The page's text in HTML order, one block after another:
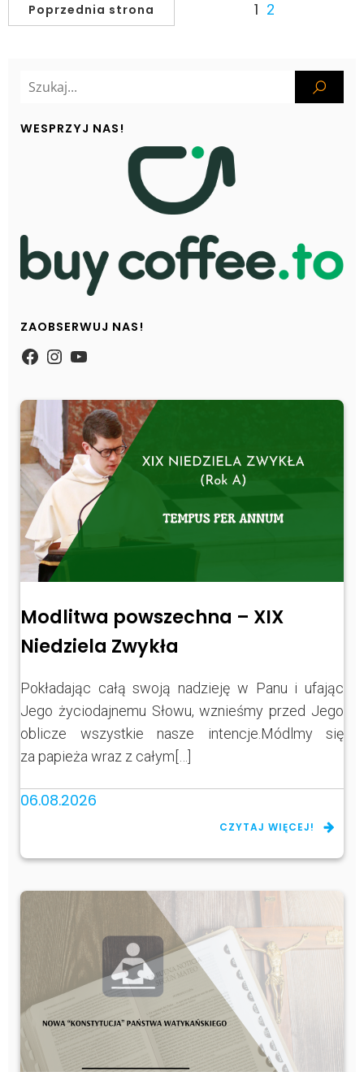
Poprzednia strona 1 2
WESPRZYJ NAS!
ZAOBSERWUJ NAS!
https://www.facebook.com/
Instagram
YouTube
Modlitwa powszechna – XIX
Niedziela Zwykła
Pokładając całą swoją nadzieję w Panu i ufając
Jego życiodajnemu Słowu, wznieśmy przed Jego
oblicze wszystkie nasze intencje.Módlmy się
za papieża wraz z całym[…]
06.08.2026
CZYTAJ WIĘCEJ!